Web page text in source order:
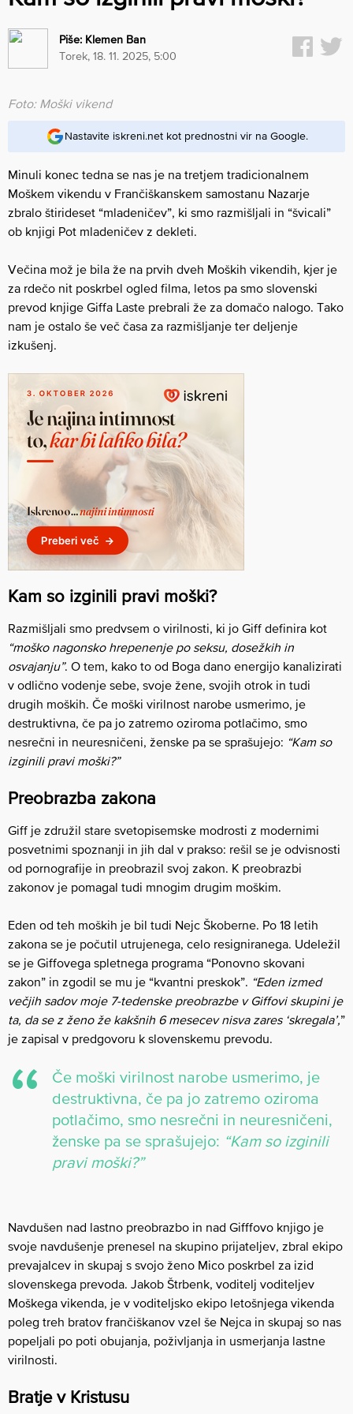
Piše: Klemen Ban
torek, 18. 11. 2025, 5:00
Foto: Moški vikend
Nastavite iskreni.net kot prednostni vir na Google.
Minuli konec tedna se nas je na tretjem tradicionalnem
Moškem vikendu v Frančiškanskem samostanu Nazarje
zbralo štirideset “mladeničev”, ki smo razmišljali in “švicali”
ob knjigi Pot mladeničev z dekleti.
Večina mož je bila že na prvih dveh Moških vikendih, kjer je
za rdečo nit poskrbel ogled filma, letos pa smo slovenski
prevod knjige Giffa Laste prebrali že za domačo nalogo. Tako
nam je ostalo še več časa za razmišljanje ter deljenje
izkušenj.
Kam so izginili pravi moški?
Razmišljali smo predvsem o virilnosti, ki jo Giff definira kot
“moško nagonsko hrepenenje po seksu, dosežkih in
osvajanju”. O tem, kako to od Boga dano energijo kanalizirati
v odlično vodenje sebe, svoje žene, svojih otrok in tudi
drugih moških. Če moški virilnost narobe usmerimo, je
destruktivna, če pa jo zatremo oziroma potlačimo, smo
nesrečni in neuresničeni, ženske pa se sprašujejo: “Kam so
izginili pravi moški?”
Preobrazba zakona
Giff je združil stare svetopisemske modrosti z modernimi
posvetnimi spoznanji in jih dal v prakso: rešil se je odvisnosti
od pornografije in preobrazil svoj zakon. K preobrazbi
zakonov je pomagal tudi mnogim drugim moškim.
Eden od teh moških je bil tudi Nejc Škoberne. Po 18 letih
zakona se je počutil utrujenega, celo resigniranega. Udeležil
se je Giffovega spletnega programa “Ponovno skovani
zakon” in zgodil se mu je “kvantni preskok”.
“Eden izmed
večjih sadov moje 7-tedenske preobrazbe v Giffovi skupini je
ta, da se z ženo že kakšnih 6 mesecev nisva zares ‘skregala’,”
je zapisal v predgovoru k slovenskemu prevodu.
Če moški virilnost narobe usmerimo, je
destruktivna, če pa jo zatremo oziroma
potlačimo, smo nesrečni in neuresničeni,
ženske pa se sprašujejo: “Kam so izginili
pravi moški?”
Navdušen nad lastno preobrazbo in nad Gifffovo knjigo je
svoje navdušenje prenesel na skupino prijateljev, zbral ekipo
prevajalcev in skupaj s svojo ženo Mico poskrbel za izid
slovenskega prevoda. Jakob Štrbenk, voditelj voditeljev
Moškega vikenda, je v voditeljsko ekipo letošnjega vikenda
poleg treh bratov frančiškanov vzel še Nejca in skupaj so nas
popeljali po poti obujanja, poživljanja in usmerjanja lastne
virilnosti.
Bratje v Kristusu